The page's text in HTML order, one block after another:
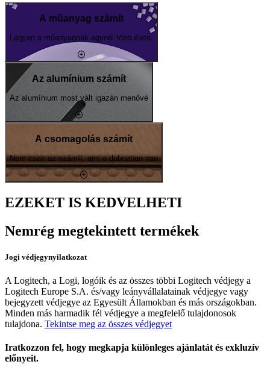
A műanyag számít
Legyen a műanyagnak egynél több élete.
Az alumínium számít
Az alumínium most vált igazán menővé
A csomagolás számít
Nem csak az számít, ami a dobozban van
EZEKET IS KEDVELHETI
Nemrég megtekintett termékek
Jogi védjegynyilatkozat
A Logitech, a Logi, logóik és az összes többi Logitech védjegy a
Logitech Europe S.A. és/vagy leányvállalatainak védjegye vagy
bejegyzett védjegye az Egyesült Államokban és más országokban.
Minden más harmadik fél védjegye a megfelelő tulajdonosok
tulajdona. Tekintse meg az összes védjegyet
Iratkozzon fel, hogy megkapja különleges ajánlatát és exkluzív
előnyeit.